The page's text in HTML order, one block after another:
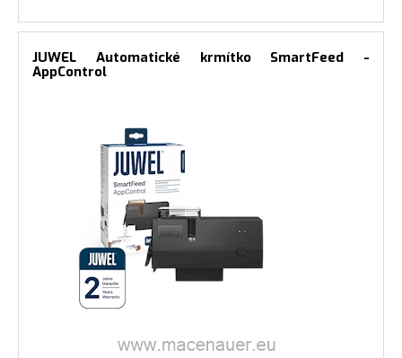
JUWEL Automatické krmítko SmartFeed -
AppControl